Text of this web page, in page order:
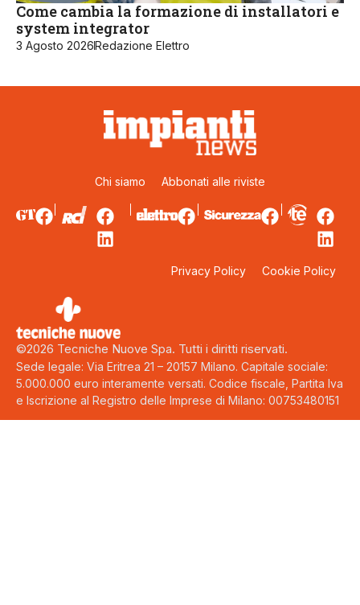
Come cambia la formazione di installatori e
system integrator
3 Agosto 2026Redazione Elettro
Chi siamo Abbonati alle riviste
Privacy Policy Cookie Policy
©2026 Tecniche Nuove Spa. Tutti i diritti riservati.
Sede legale: Via Eritrea 21 – 20157 Milano. Capitale sociale:
5.000.000 euro interamente versati. Codice fiscale, Partita Iva
e Iscrizione al Registro delle Imprese di Milano: 00753480151